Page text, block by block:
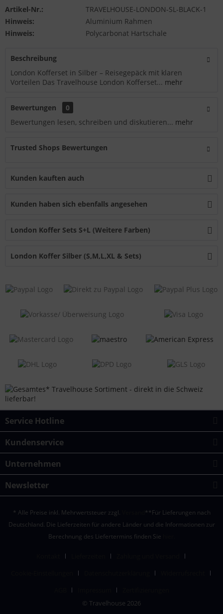
Artikel-Nr.:
TRAVELHOUSE-LONDON-SL-BLACK-1
Hinweis:
Aluminium Rahmen
Hinweis:
Polycarbonat Hartschale
Beschreibung
London Kofferset in Silber – Reisegepäck mit klaren
Vorteilen Das Travelhouse London Kofferset... mehr
Bewertungen
0
Bewertungen lesen, schreiben und diskutieren... mehr
Trusted Shops Bewertungen
Kunden kauften auch
Kunden haben sich ebenfalls angesehen
London Koffer Sets S+L (Weitere Farben)
London Koffer Silber (S,M,L,XL & Sets)
Service Hotline
Kundenservice
Unternehmen
Newsletter
* Alle Preise inkl. Mehrwertsteuer zzgl.
**Für Lieferungen nach
Deutschland. Die Lieferzeiten für andere Länder und die Informationen zur
Berechnung des Liefertermins finden Sie
© Travelhouse 2026